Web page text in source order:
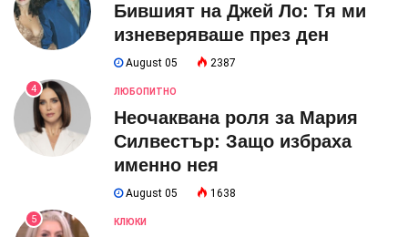
Бившият на Джей Ло: Тя ми
изневеряваше през ден
August 05 2387
4 ЛЮБОПИТНО
Неочаквана роля за Мария
Силвестър: Защо избраха
именно нея
August 05 1638
5 КЛЮКИ